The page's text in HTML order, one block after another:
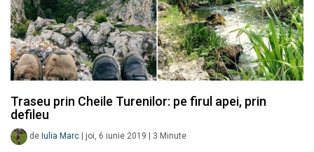
Traseu prin Cheile Turenilor: pe firul apei, prin
defileu
de Iulia Marc joi, 6 iunie 2019 3 Minute